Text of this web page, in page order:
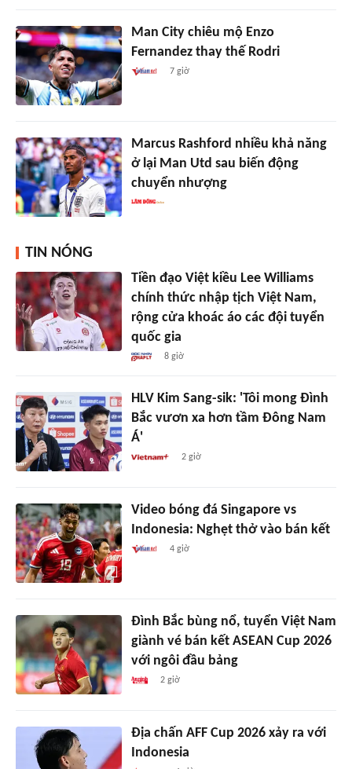
Man City chiêu mộ Enzo
Fernandez thay thế Rodri
7 giờ
Marcus Rashford nhiều khả năng
ở lại Man Utd sau biến động
chuyển nhượng
TIN NÓNG
Tiền đạo Việt kiều Lee Williams
chính thức nhập tịch Việt Nam,
rộng cửa khoác áo các đội tuyển
quốc gia
8 giờ
HLV Kim Sang-sik: 'Tôi mong Đình
Bắc vươn xa hơn tầm Đông Nam
Á'
2 giờ
Video bóng đá Singapore vs
Indonesia: Nghẹt thở vào bán kết
4 giờ
Đình Bắc bùng nổ, tuyển Việt Nam
giành vé bán kết ASEAN Cup 2026
với ngôi đầu bảng
2 giờ
Địa chấn AFF Cup 2026 xảy ra với
Indonesia